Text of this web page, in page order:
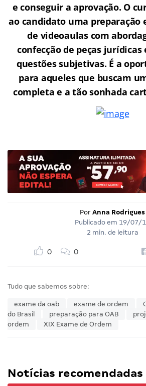
e conseguir a aprovação. O
ao candidato uma preparação
de videoaulas com
confecção de peças jurídicas
questões subjetivas. É a
para aqueles que buscam
completa e a tão sonhada
Por Anna Rodrigues
Publicado em 19/07/
2 min. de leitura
0 0
Tudo que sabemos sobre:
exame da oab exame de ordem
do Brasil
preparação para OAB
ordem
XIX Exame de Ordem
Notícias recomendadas